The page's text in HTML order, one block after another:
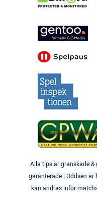
Alla tips är granskade
garanterade | Oddsen
kan ändras inför